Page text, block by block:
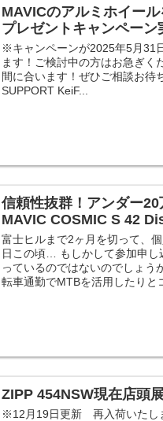
MAVICのアルミホイー
プレゼントキャンペーン
※キャンペーンが2025年5月31
ます！ご検討中の方はお急ぎ
間に合います！ぜひご相談お待
SUPPORT KeiF...
信頼性抜群！アンダー
MAVIC COSMIC S 42
富士ヒルまで2ヶ月を切って、
日この頃… もしかして参加申し
っているのではないのでしょう
転車通勤でMTBを活用したりと
ZIPP 454NSW現在店頭
※12月19日更新 再入荷いたし